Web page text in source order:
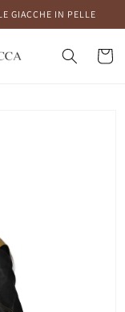
GIACCHE IN PELLE
Carrello